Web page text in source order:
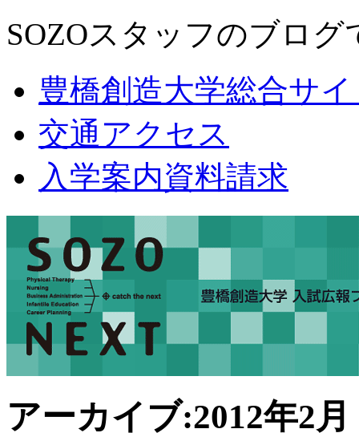
SOZOスタッフのブログ
豊橋創造大学総合サ
交通アクセス
入学案内資料請求
アーカイブ:2012年2月